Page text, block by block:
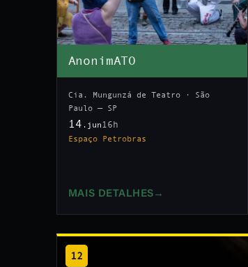
AnonimATO
Cia. Mungunzá de Teatro · São
Paulo — SP
14 .jun 16h
Espaço Petrobras
MAIS DETALHES →
12